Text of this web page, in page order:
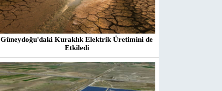
Güneydoğu'daki Kuraklık Elektrik Üretimini de
Etkiledi